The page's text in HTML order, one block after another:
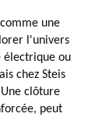
une
l'univers
électrique ou
chez Steis
clôture
peut